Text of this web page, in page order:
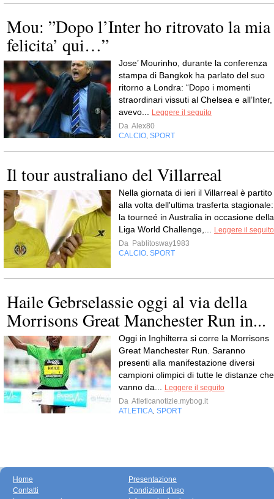
Mou: ”Dopo l’Inter ho ritrovato la mia
felicita’ qui…”
Jose’ Mourinho, durante la conferenza
stampa di Bangkok ha parlato del suo
ritorno a Londra: “Dopo i momenti
straordinari vissuti al Chelsea e all’Inter,
avevo...
Leggere il seguito
Da Alex80
CALCIO SPORT
Il tour australiano del Villarreal
Nella giornata di ieri il Villarreal è partito
alla volta dell'ultima trasferta stagionale:
la tourneé in Australia in occasione della
Liga World Challenge,...
Leggere il seguito
Da Pablitosway1983
CALCIO SPORT
Haile Gebrselassie oggi al via della
Morrisons Great Manchester Run in...
Oggi in Inghilterra si corre la Morrisons
Great Manchester Run. Saranno
presenti alla manifestazione diversi
campioni olimpici di tutte le distanze che
vanno da...
Leggere il seguito
Da Atleticanotizie.mybog.it
ATLETICA SPORT
Home
Contatti
Presentazione
Condizioni d'uso